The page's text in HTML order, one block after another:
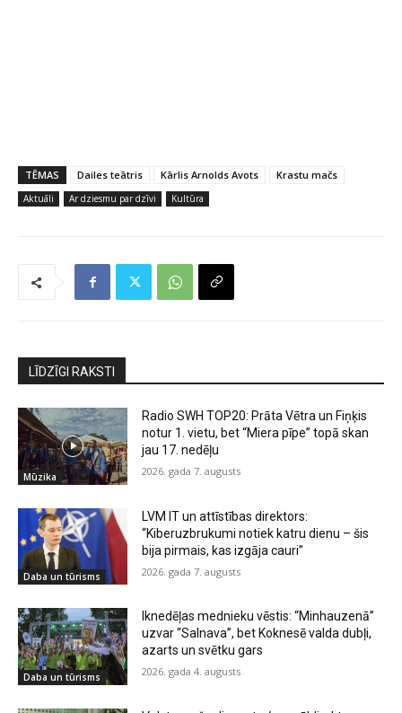
TĒMAS Dailes teātris Kārlis Arnolds Avots Krastu mačs
Aktuāli Ar dziesmu par dzīvi Kultūra
LĪDZĪGI RAKSTI
Mūzika
Radio SWH TOP20: Prāta Vētra un Fiņķis
notur 1. vietu, bet “Miera pīpe” topā skan
jau 17. nedēļu
2026. gada 7. augusts
Daba un tūrisms
LVM IT un attīstības direktors:
“Kiberuzbrukumi notiek katru dienu – šis
bija pirmais, kas izgāja cauri”
2026. gada 7. augusts
Daba un tūrisms
Iknedēļas mednieku vēstis: “Minhauzenā”
uzvar “Salnava”, bet Koknesē valda dubļi,
azarts un svētku gars
2026. gada 4. augusts